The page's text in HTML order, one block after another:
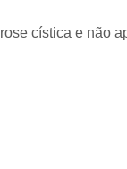
cística e não